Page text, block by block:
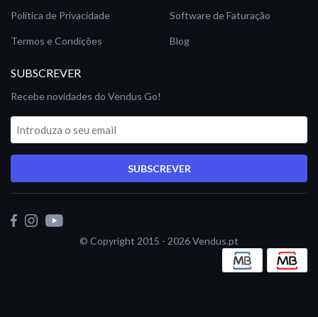
Política de Privacidade
Termos e Condições
Software de Faturação
Blog
SUBSCREVER
Recebe novidades do Vendus Go!
SUBSCREVER
© Copyright 2015 - 2026Vendus.pt